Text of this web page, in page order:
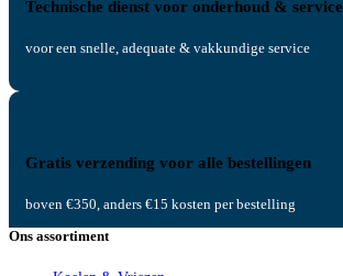
Technische dienst voor onderhoud & service
voor een snelle, adequate & vakkundige service
Gratis verzending voor alle bestellingen
boven €350, anders €15 kosten per bestelling
Ons assortiment